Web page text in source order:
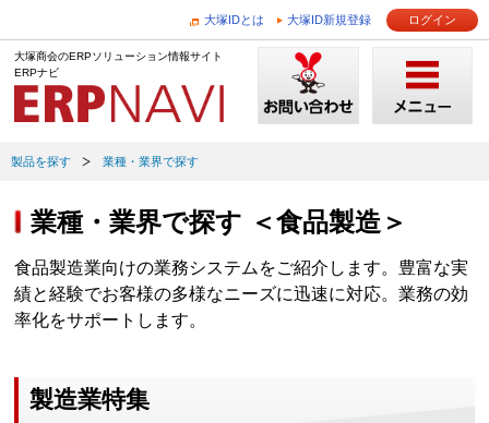
大塚IDとは 大塚ID新規登録 ログイン
大塚商会のERPソリューション情報サイト
ERPナビ
製品を探す 業種・業界で探す
業種・業界で探す ＜食品製造＞
食品製造業向けの業務システムをご紹介します。豊富な実
績と経験でお客様の多様なニーズに迅速に対応。業務の効
率化をサポートします。
製造業特集